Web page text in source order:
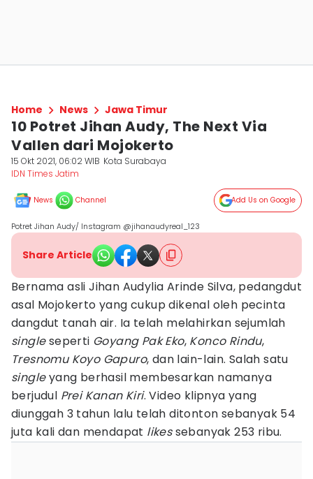
Home News Jawa Timur
10 Potret Jihan Audy, The Next Via
Vallen dari Mojokerto
15 Okt 2021, 06:02 WIB Kota Surabaya
IDN Times Jatim
News Channel Add Us on Google
Potret Jihan Audy/ Instagram @jihanaudyreal_123
Share Article
Bernama asli Jihan Audylia Arinde Silva, pedangdut
asal Mojokerto yang cukup dikenal oleh pecinta
dangdut tanah air. Ia telah melahirkan sejumlah
singleseperti Goyang Pak Eko, Konco Rindu,
Tresnomu Koyo Gapuro, dan lain-lain. Salah satu
singleyang berhasil membesarkan namanya
berjudul Prei Kanan Kiri. Video klipnya yang
diunggah 3 tahun lalu telah ditonton sebanyak 54
juta kali dan mendapat likessebanyak 253 ribu.